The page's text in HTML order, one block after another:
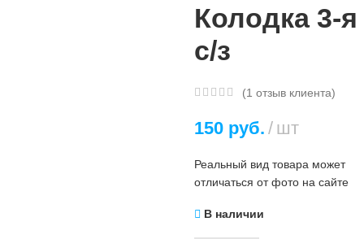
Колодка 3-я
с/з
(1 отзыв клиента)
150руб. шт
Реальный вид товара может
отличаться от фото на сайте
В наличии